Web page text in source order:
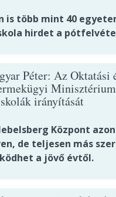
is több mint 40
hirdet a
Péter: Az Oktatási
irányítását
Központ
de teljesen más
a jövő évtől.